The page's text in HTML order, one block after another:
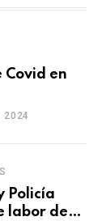
Covid en
2024
Policía
labor de